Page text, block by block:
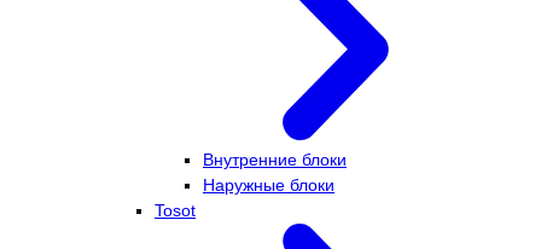
Внутренние блоки
Наружные блоки
Tosot